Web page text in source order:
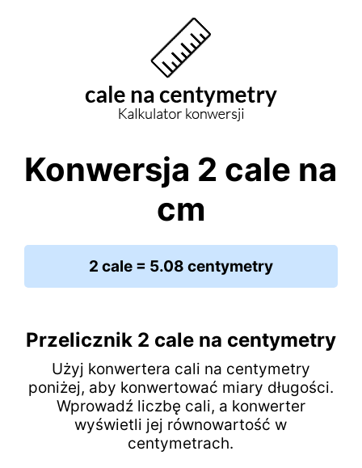
Konwersja 2 cale na
cm
2 cale = 5.08 centymetry
Przelicznik 2 cale na centymetry
Użyj konwertera cali na centymetry
poniżej, aby konwertować miary długości.
Wprowadź liczbę cali, a konwerter
wyświetli jej równowartość w
centymetrach.